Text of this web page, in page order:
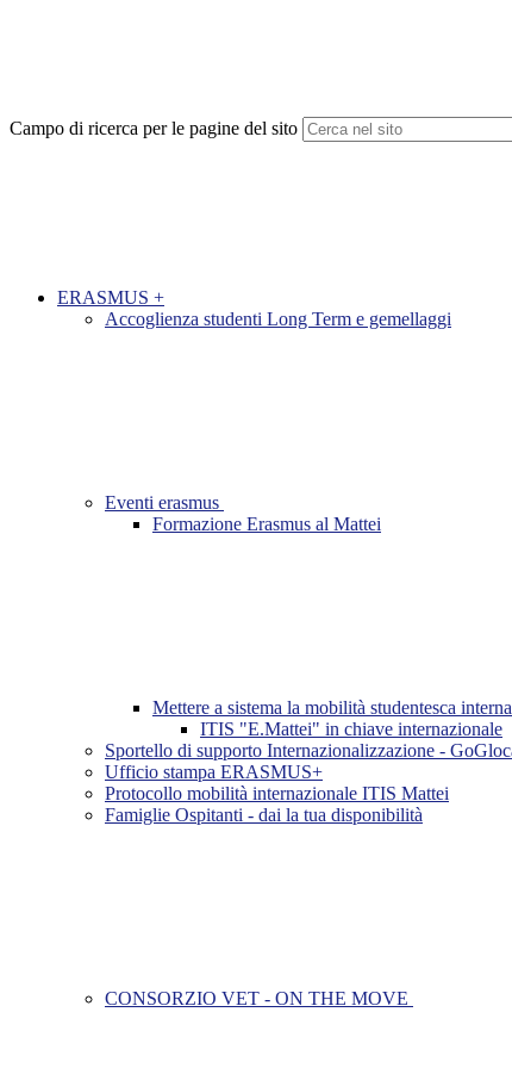
Campo di ricerca per le pagine del sito
ERASMUS +
Accoglienza studenti Long Term e gemellaggi
Eventi erasmus
Formazione Erasmus al Mattei
Mettere a sistema la mobilità studentesca
ITIS "E.Mattei" in chiave internazionale
Sportello di supporto Internazionalizzazione -
Ufficio stampa ERASMUS+
Protocollo mobilità internazionale ITIS Mattei
Famiglie Ospitanti - dai la tua disponibilità
CONSORZIO VET - ON THE MOVE